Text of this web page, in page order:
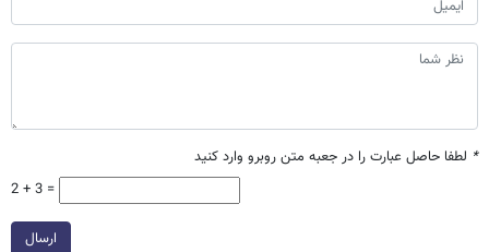
* لطفا حاصل عبارت را در جعبه متن روبرو وارد کنید
2 + 3 =
ارسال